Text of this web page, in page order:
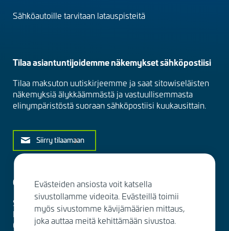
Sähköautoille tarvitaan latauspisteitä
Tilaa asiantuntijoidemme näkemykset sähköpostiisi
Tilaa maksuton uutiskirjeemme ja saat sitowiseläisten
näkemyksiä älykkäämmästä ja vastuullisemmasta
elinympäristöstä suoraan sähköpostiisi kuukausittain.
Siirry tilaamaan
Ota yhteyttä
Sitowise Group Oyj
Linnoitustie 6 D
02600 Espoo, Finland
Evästeiden ansiosta voit katsella
sivustollamme videoita. Evästeillä toimii
myös sivustomme kävijämäärien mittaus,
joka auttaa meitä kehittämään sivustoa.